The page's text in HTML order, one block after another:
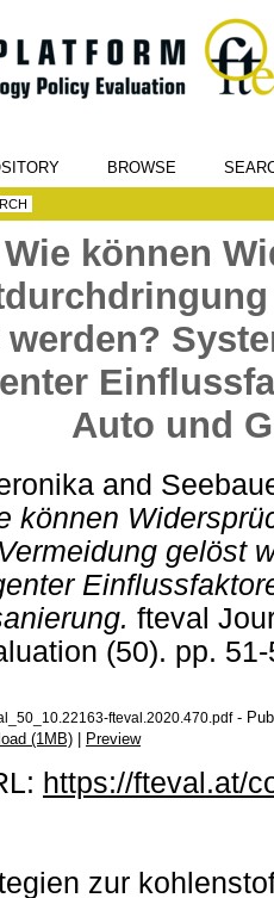
BROWSE
Wie können
Auto und
and
können
gelöst
fteval
(50). pp.
fteval.2020.470.pdf-
(1MB) | Preview
https://fteval.at/
zur